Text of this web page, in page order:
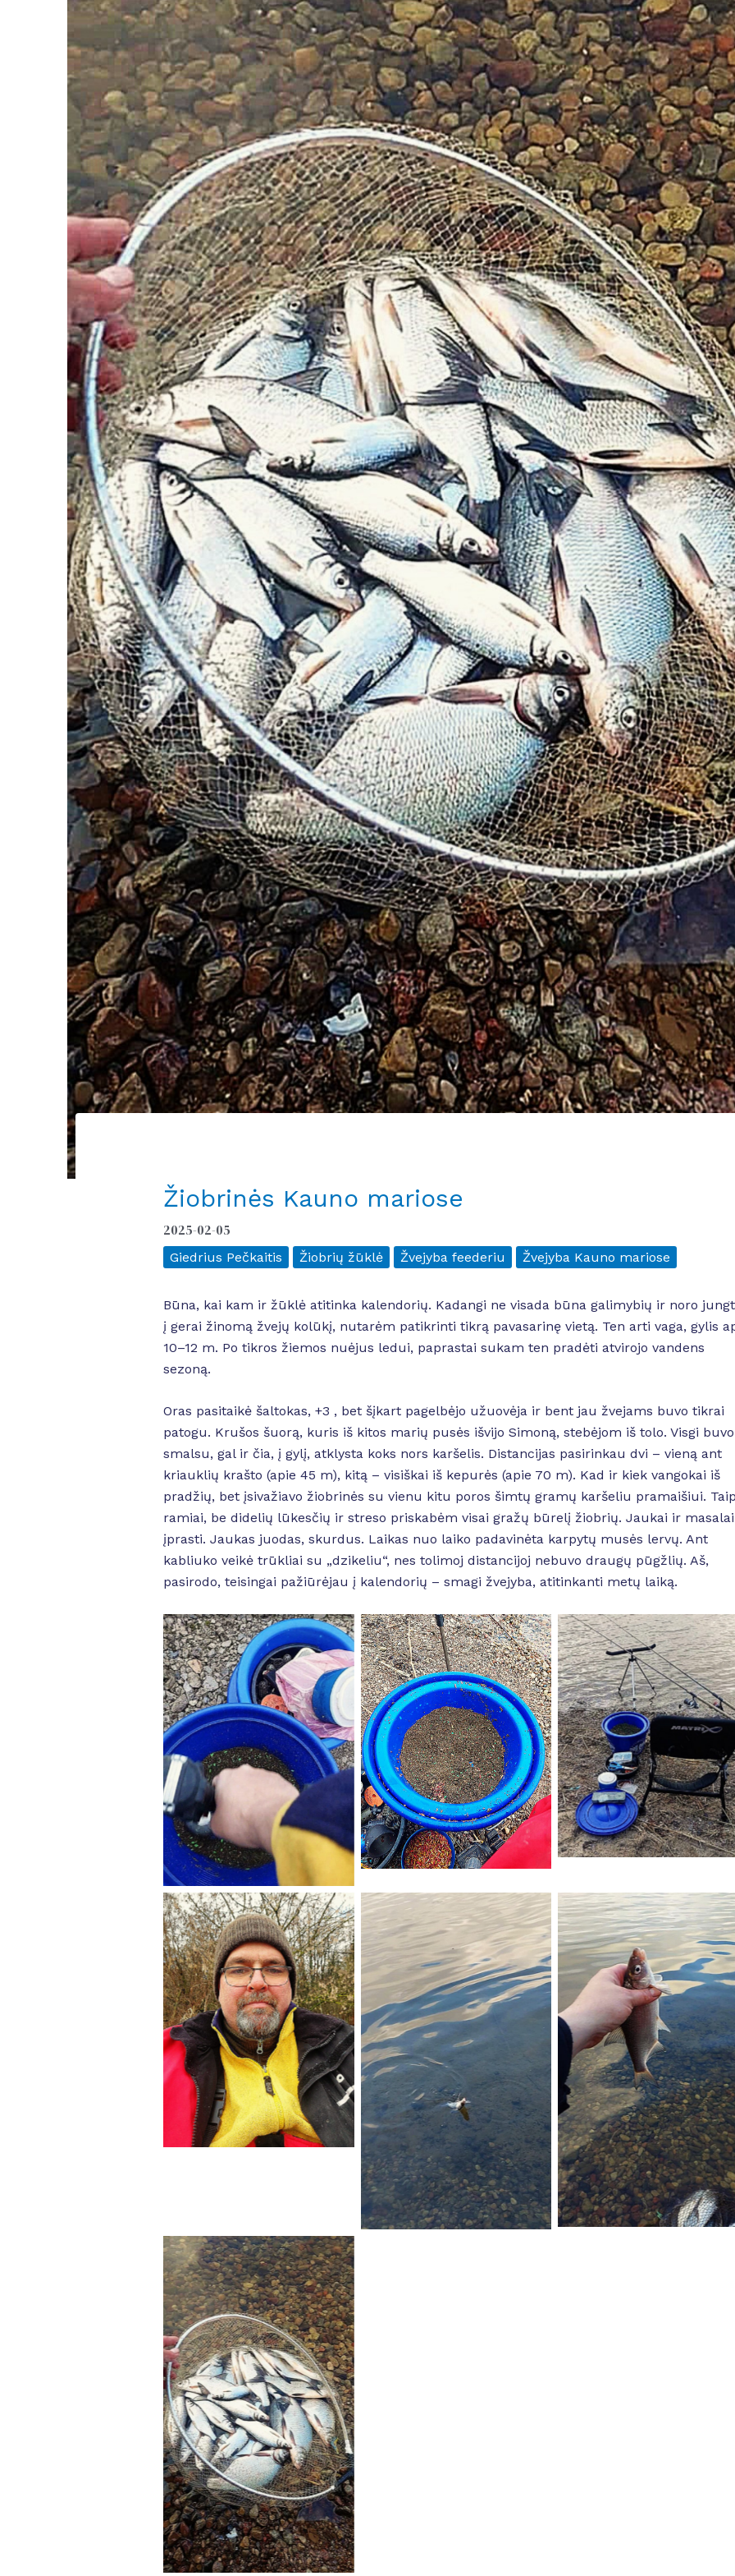
Žiobrinės Kauno mariose
2025-02-05
Giedrius Pečkaitis Žiobrių žūklė Žvejyba feederiu Žvejyba Kauno mariose
Būna, kai kam ir žūklė atitinka kalendorių. Kadangi ne visada būna galimybių ir noro
į gerai žinomą žvejų kolūkį, nutarėm patikrinti tikrą pavasarinę vietą. Ten arti vaga, gylis
10–12 m. Po tikros žiemos nuėjus ledui, paprastai sukam ten pradėti atvirojo vandens
sezoną.
Oras pasitaikė šaltokas, +3 , bet šįkart pagelbėjo užuovėja ir bent jau žvejams buvo tikrai
patogu. Krušos šuorą, kuris iš kitos marių pusės išvijo Simoną, stebėjom iš tolo. Visgi buvo
smalsu, gal ir čia, į gylį, atklysta koks nors karšelis. Distancijas pasirinkau dvi – vieną ant
kriauklių krašto (apie 45 m), kitą – visiškai iš kepurės (apie 70 m). Kad ir kiek vangokai iš
pradžių, bet įsivažiavo žiobrinės su vienu kitu poros šimtų gramų karšeliu pramaišiui.
ramiai, be didelių lūkesčių ir streso priskabėm visai gražų būrelį žiobrių. Jaukai ir masalai
įprasti. Jaukas juodas, skurdus. Laikas nuo laiko padavinėta karpytų musės lervų. Ant
kabliuko veikė trūkliai su „dzikeliu“, nes tolimoj distancijoj nebuvo draugų pūgžlių. Aš,
pasirodo, teisingai pažiūrėjau į kalendorių – smagi žvejyba, atitinkanti metų laiką.
No Caption
No Caption No Caption
No Caption
No Caption No Caption
No Caption